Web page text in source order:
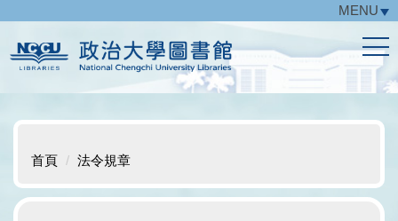
主
要
區
MENU
首頁 法令規章